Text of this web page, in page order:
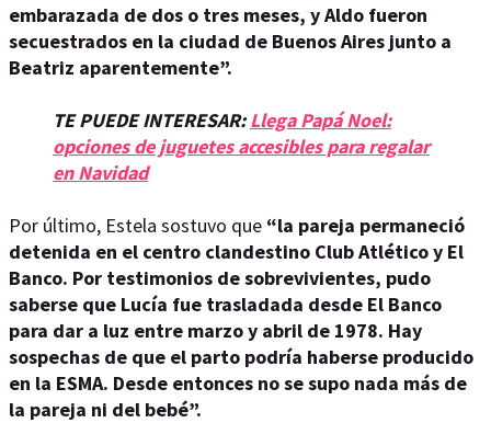
embarazada de dos o tres meses, y Aldo fueron
secuestrados en la ciudad de Buenos Aires junto a
Beatriz aparentemente”.
TE PUEDE INTERESAR:Llega Papá Noel:
opciones de juguetes accesibles para regalar
en Navidad
Por último, Estela sostuvo que “la pareja permaneció
detenida en el centro clandestino Club Atlético y El
Banco. Por testimonios de sobrevivientes, pudo
saberse que Lucía fue trasladada desde El Banco
para dar a luz entre marzo y abril de 1978. Hay
sospechas de que el parto podría haberse producido
en la ESMA. Desde entonces no se supo nada más de
la pareja ni del bebé”.